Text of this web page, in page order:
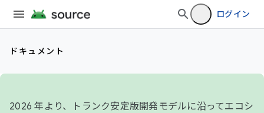
ログイン
ドキュメント
2026 年より、トランク安定版開発モデルに沿ってエコシ